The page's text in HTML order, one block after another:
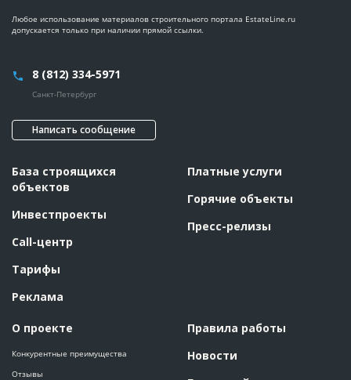
Любое использование материалов строительного портала EstateLine.ru
допускается только при наличии прямой ссылки.
8 (812) 334-5971
Санкт-Петербург
Написать сообщение
База строящихся
объектов
Инвестпроекты
Call-центр
Тарифы
Реклама
О проекте
Конкурентные преимущества
Отзывы
Платные услуги
Горячие объекты
Пресс-релизы
Правила работы
Новости